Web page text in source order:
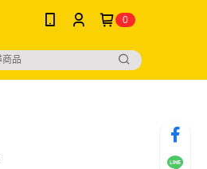
0